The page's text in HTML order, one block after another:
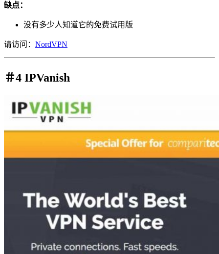
缺点：
没有多少人知道它的免费试用版
请访问： NordVPN
＃4 IPVanish